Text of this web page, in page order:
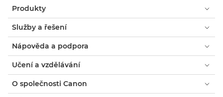
Produkty
Služby a řešení
Nápověda a podpora
Učení a vzdělávání
O společnosti Canon